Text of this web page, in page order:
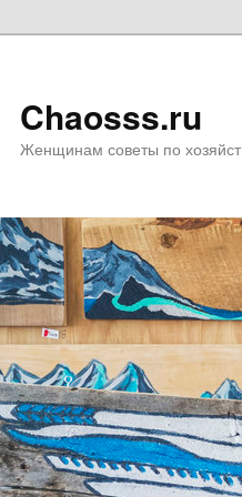
Chaosss.ru
Женщинам советы по